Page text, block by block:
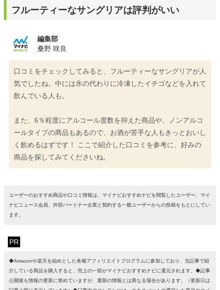
フルーティーなサングリアは評判がいい
編集部
桑野 咲良
口コミをチェックしてみると、フルーティーなサングリアが人
気でしたね。中には氷の代わりに冷凍したイチゴなどを入れて
飲んでいる人も。
また、6％程度にアルコール度数を抑えた商品や、ノンアルコ
ールタイプの商品もあるので、お酒が苦手な人もきっとおいし
く飲めるはずです！ ここで紹介した口コミを参考に、好みの
商品を探してみてくださいね。
ユーザーのおすすめ商品や口コミ情報は、マイナビおすすめナビを閲覧したユーザー、マイ
ナビニュース会員、外部パートナー企業と契約する一般ユーザーからの投稿をもとにしてい
ます。
PR
◆Amazonや楽天を始めとした各種アフィリエイトプログラムに参加しており、当記事で紹
介している商品を購入すると、売上の一部がマイナビおすすめナビに還元されます。◆記事
公開後も情報の更新に努めていますが、最新の情報とは異なる場合があります。（更新日は